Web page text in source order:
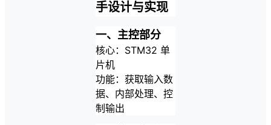
手设计与实现
一、主控部分
核心：STM32 单
片机
功能：获取输入数
据、内部处理、控
制输出